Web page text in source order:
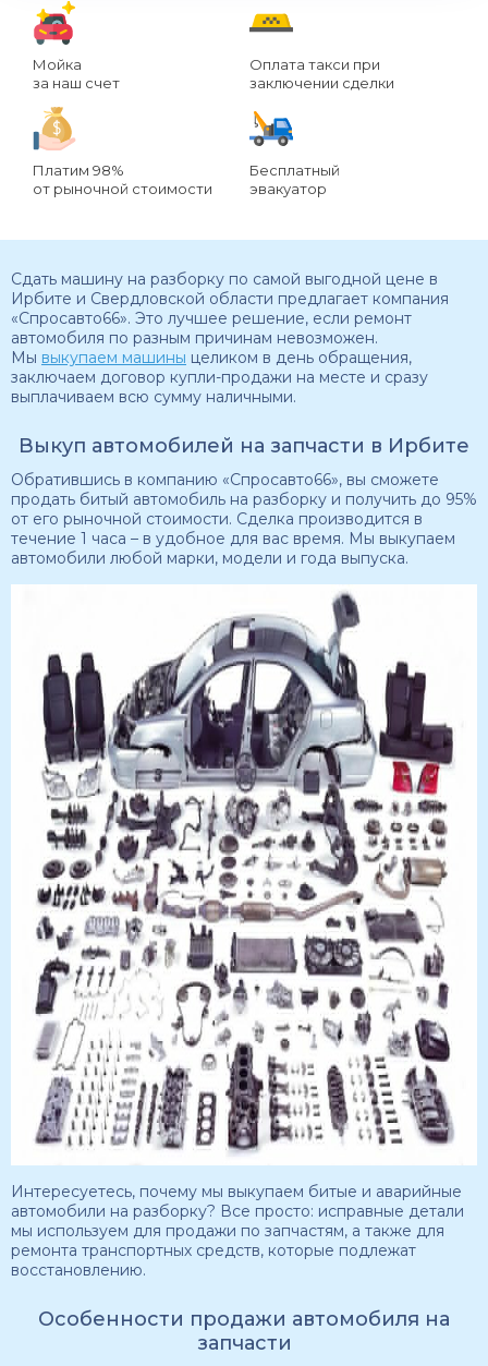
Мойка
за наш счет
Оплата такси при
заключении сделки
Платим 98%
от рыночной стоимости
Бесплатный
эвакуатор
Сдать машину на разборку по самой выгодной цене в
Ирбите и Свердловской области предлагает компания
«Спросавто66». Это лучшее решение, если ремонт
автомобиля по разным причинам невозможен.
Мы выкупаем машины целиком в день обращения,
заключаем договор купли-продажи на месте и сразу
выплачиваем всю сумму наличными.
Выкуп автомобилей на запчасти в Ирбите
Обратившись в компанию «Спросавто66», вы сможете
продать битый автомобиль на разборку и получить до 95%
от его рыночной стоимости. Сделка производится в
течение 1 часа – в удобное для вас время. Мы выкупаем
автомобили любой марки, модели и года выпуска.
Интересуетесь, почему мы выкупаем битые и аварийные
автомобили на разборку? Все просто: исправные детали
мы используем для продажи по запчастям, а также для
ремонта транспортных средств, которые подлежат
восстановлению.
Особенности продажи автомобиля на
запчасти